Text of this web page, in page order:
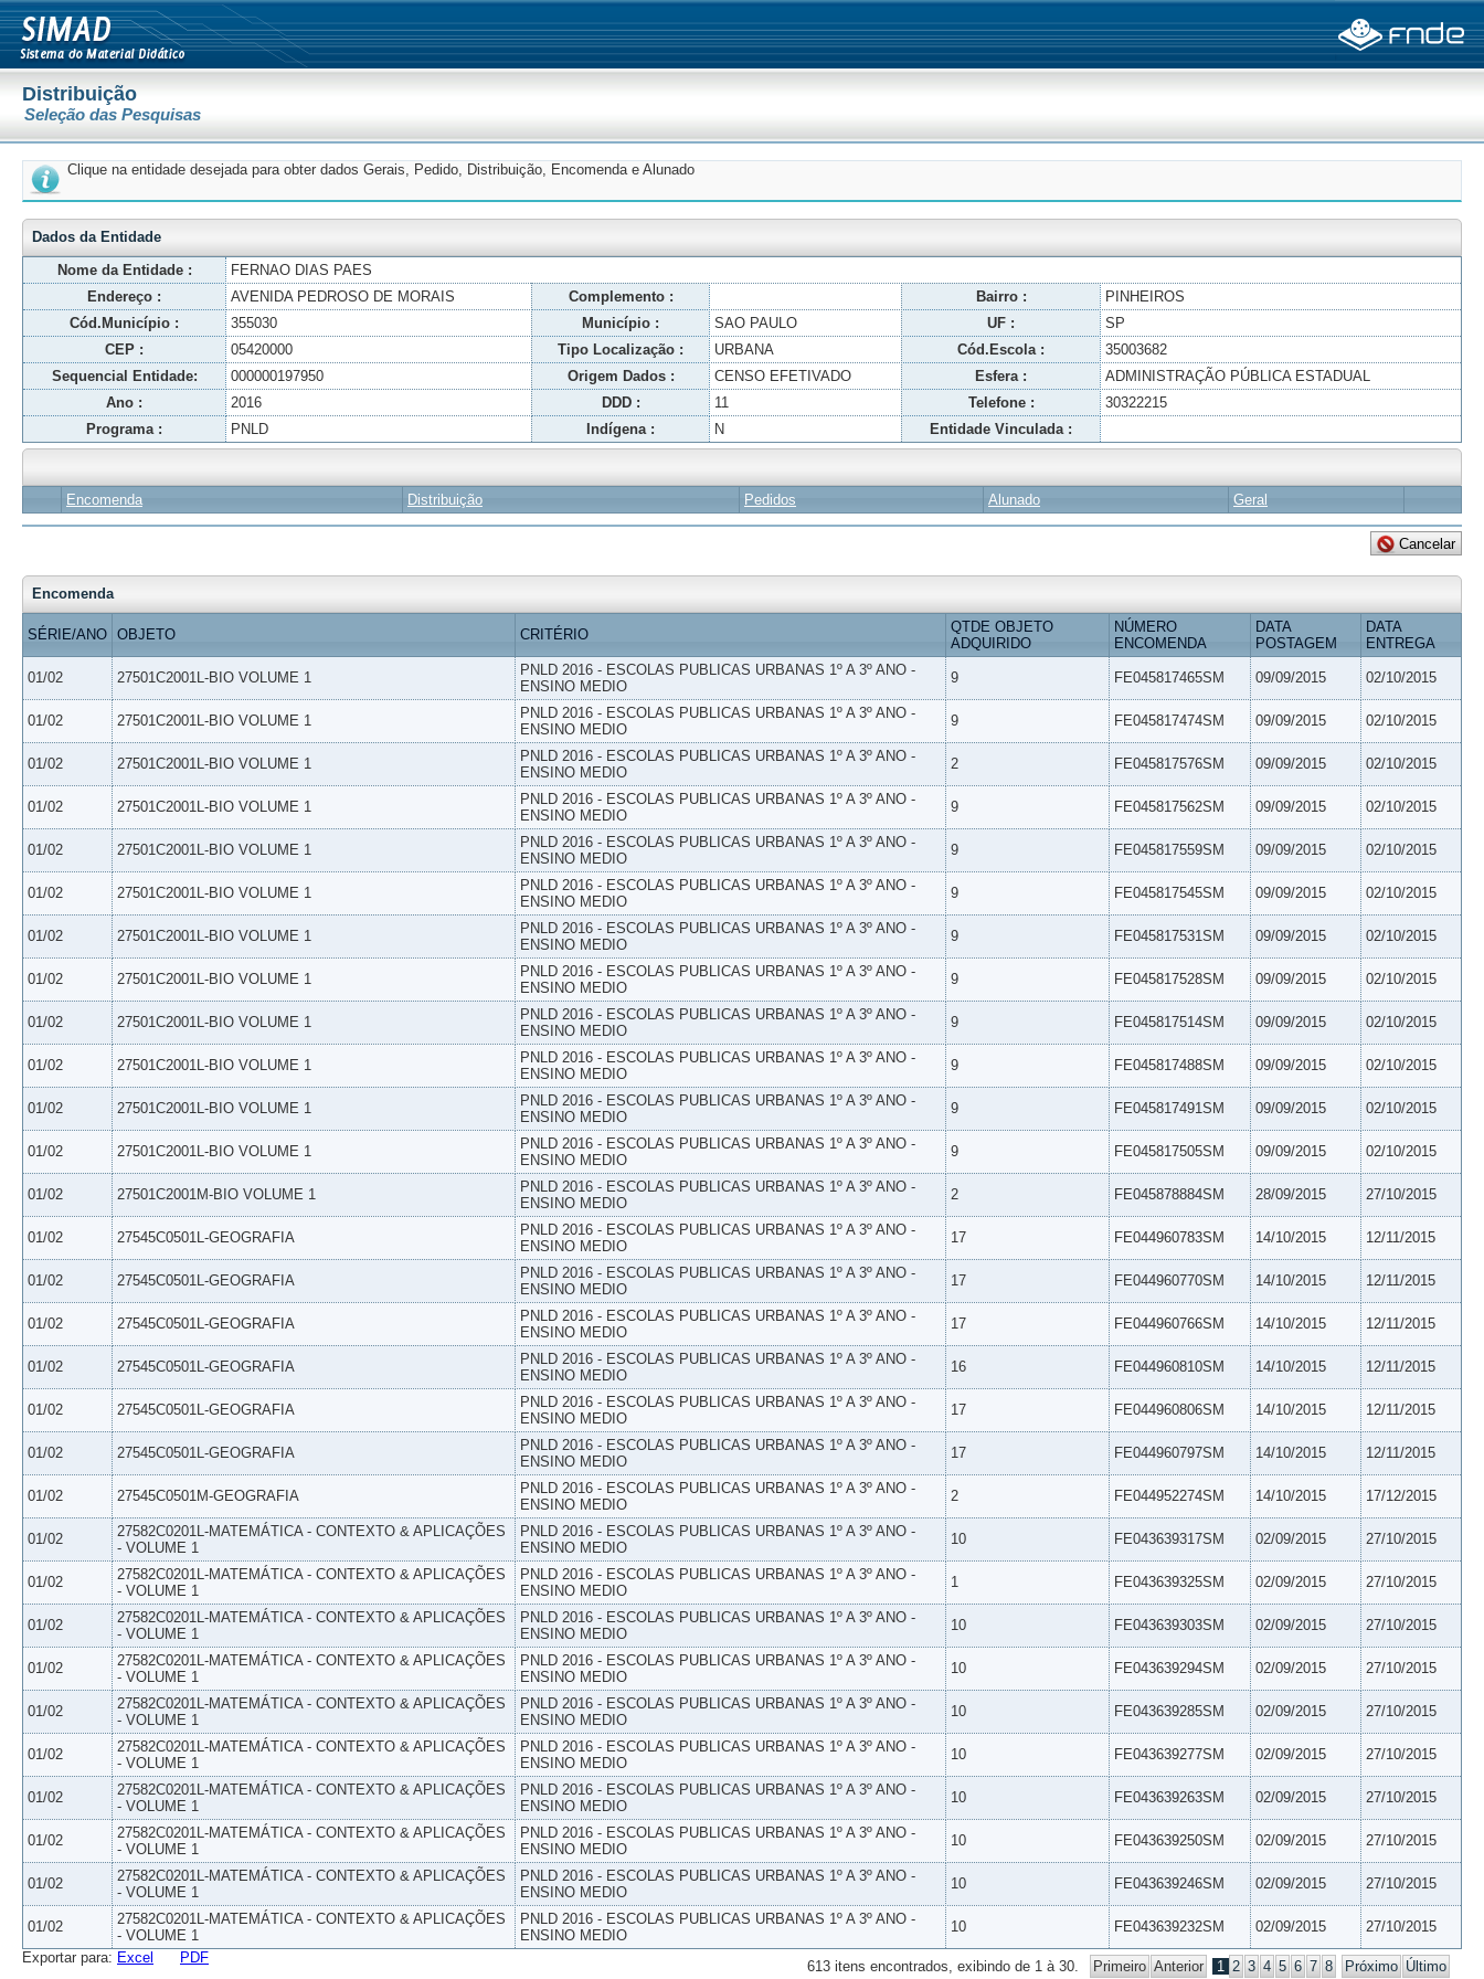
Distribuição
Seleção das Pesquisas
Clique na entidade desejada para obter dados Gerais, Pedido, Distribuição, Encomenda e Alunado
Dados da Entidade
Nome da Entidade :
FERNAO DIAS PAES
Endereço :
AVENIDA PEDROSO DE MORAIS Complemento : Bairro :
PINHEIROS
Cód.Município :
355030 Município : SAO PAULO UF :
SP
CEP :
05420000 Tipo Localização : URBANA Cód.Escola :
35003682
Sequencial Entidade:
000000197950 Origem Dados : CENSO EFETIVADO Esfera :
ADMINISTRAÇÃO PÚBLICA ESTADUAL
Ano :
2016 DDD : 11 Telefone :
30322215
Programa :
PNLD Indígena : N Entidade Vinculada :
Encomenda Distribuição Pedidos Alunado Geral
Encomenda
SÉRIE/ANO OBJETO CRITÉRIO
QTDE OBJETO
ADQUIRIDO
NÚMERO
ENCOMENDA
DATA
POSTAGEM
DATA
ENTREGA
01/02 27501C2001L-BIO VOLUME 1
PNLD 2016 - ESCOLAS PUBLICAS URBANAS 1º A 3º ANO -
ENSINO MEDIO
9 FE045817465SM 09/09/2015 02/10/2015
01/02 27501C2001L-BIO VOLUME 1
PNLD 2016 - ESCOLAS PUBLICAS URBANAS 1º A 3º ANO -
ENSINO MEDIO
9 FE045817474SM 09/09/2015 02/10/2015
01/02 27501C2001L-BIO VOLUME 1
PNLD 2016 - ESCOLAS PUBLICAS URBANAS 1º A 3º ANO -
ENSINO MEDIO
2 FE045817576SM 09/09/2015 02/10/2015
01/02 27501C2001L-BIO VOLUME 1
PNLD 2016 - ESCOLAS PUBLICAS URBANAS 1º A 3º ANO -
ENSINO MEDIO
9 FE045817562SM 09/09/2015 02/10/2015
01/02 27501C2001L-BIO VOLUME 1
PNLD 2016 - ESCOLAS PUBLICAS URBANAS 1º A 3º ANO -
ENSINO MEDIO
9 FE045817559SM 09/09/2015 02/10/2015
01/02 27501C2001L-BIO VOLUME 1
PNLD 2016 - ESCOLAS PUBLICAS URBANAS 1º A 3º ANO -
ENSINO MEDIO
9 FE045817545SM 09/09/2015 02/10/2015
01/02 27501C2001L-BIO VOLUME 1
PNLD 2016 - ESCOLAS PUBLICAS URBANAS 1º A 3º ANO -
ENSINO MEDIO
9 FE045817531SM 09/09/2015 02/10/2015
01/02 27501C2001L-BIO VOLUME 1
PNLD 2016 - ESCOLAS PUBLICAS URBANAS 1º A 3º ANO -
ENSINO MEDIO
9 FE045817528SM 09/09/2015 02/10/2015
01/02 27501C2001L-BIO VOLUME 1
PNLD 2016 - ESCOLAS PUBLICAS URBANAS 1º A 3º ANO -
ENSINO MEDIO
9 FE045817514SM 09/09/2015 02/10/2015
01/02 27501C2001L-BIO VOLUME 1
PNLD 2016 - ESCOLAS PUBLICAS URBANAS 1º A 3º ANO -
ENSINO MEDIO
9 FE045817488SM 09/09/2015 02/10/2015
01/02 27501C2001L-BIO VOLUME 1
PNLD 2016 - ESCOLAS PUBLICAS URBANAS 1º A 3º ANO -
ENSINO MEDIO
9 FE045817491SM 09/09/2015 02/10/2015
01/02 27501C2001L-BIO VOLUME 1
PNLD 2016 - ESCOLAS PUBLICAS URBANAS 1º A 3º ANO -
ENSINO MEDIO
9 FE045817505SM 09/09/2015 02/10/2015
01/02 27501C2001M-BIO VOLUME 1
PNLD 2016 - ESCOLAS PUBLICAS URBANAS 1º A 3º ANO -
ENSINO MEDIO
2 FE045878884SM 28/09/2015 27/10/2015
01/02 27545C0501L-GEOGRAFIA
PNLD 2016 - ESCOLAS PUBLICAS URBANAS 1º A 3º ANO -
ENSINO MEDIO
17 FE044960783SM 14/10/2015 12/11/2015
01/02 27545C0501L-GEOGRAFIA
PNLD 2016 - ESCOLAS PUBLICAS URBANAS 1º A 3º ANO -
ENSINO MEDIO
17 FE044960770SM 14/10/2015 12/11/2015
01/02 27545C0501L-GEOGRAFIA
PNLD 2016 - ESCOLAS PUBLICAS URBANAS 1º A 3º ANO -
ENSINO MEDIO
17 FE044960766SM 14/10/2015 12/11/2015
01/02 27545C0501L-GEOGRAFIA
PNLD 2016 - ESCOLAS PUBLICAS URBANAS 1º A 3º ANO -
ENSINO MEDIO
16 FE044960810SM 14/10/2015 12/11/2015
01/02 27545C0501L-GEOGRAFIA
PNLD 2016 - ESCOLAS PUBLICAS URBANAS 1º A 3º ANO -
ENSINO MEDIO
17 FE044960806SM 14/10/2015 12/11/2015
01/02 27545C0501L-GEOGRAFIA
PNLD 2016 - ESCOLAS PUBLICAS URBANAS 1º A 3º ANO -
ENSINO MEDIO
17 FE044960797SM 14/10/2015 12/11/2015
01/02 27545C0501M-GEOGRAFIA
PNLD 2016 - ESCOLAS PUBLICAS URBANAS 1º A 3º ANO -
ENSINO MEDIO
2 FE044952274SM 14/10/2015 17/12/2015
01/02
27582C0201L-MATEMÁTICA - CONTEXTO & APLICAÇÕES
- VOLUME 1
PNLD 2016 - ESCOLAS PUBLICAS URBANAS 1º A 3º ANO -
ENSINO MEDIO
10 FE043639317SM 02/09/2015 27/10/2015
01/02
27582C0201L-MATEMÁTICA - CONTEXTO & APLICAÇÕES
- VOLUME 1
PNLD 2016 - ESCOLAS PUBLICAS URBANAS 1º A 3º ANO -
ENSINO MEDIO
1 FE043639325SM 02/09/2015 27/10/2015
01/02
27582C0201L-MATEMÁTICA - CONTEXTO & APLICAÇÕES
- VOLUME 1
PNLD 2016 - ESCOLAS PUBLICAS URBANAS 1º A 3º ANO -
ENSINO MEDIO
10 FE043639303SM 02/09/2015 27/10/2015
01/02
27582C0201L-MATEMÁTICA - CONTEXTO & APLICAÇÕES
- VOLUME 1
PNLD 2016 - ESCOLAS PUBLICAS URBANAS 1º A 3º ANO -
ENSINO MEDIO
10 FE043639294SM 02/09/2015 27/10/2015
01/02
27582C0201L-MATEMÁTICA - CONTEXTO & APLICAÇÕES
- VOLUME 1
PNLD 2016 - ESCOLAS PUBLICAS URBANAS 1º A 3º ANO -
ENSINO MEDIO
10 FE043639285SM 02/09/2015 27/10/2015
01/02
27582C0201L-MATEMÁTICA - CONTEXTO & APLICAÇÕES
- VOLUME 1
PNLD 2016 - ESCOLAS PUBLICAS URBANAS 1º A 3º ANO -
ENSINO MEDIO
10 FE043639277SM 02/09/2015 27/10/2015
01/02
27582C0201L-MATEMÁTICA - CONTEXTO & APLICAÇÕES
- VOLUME 1
PNLD 2016 - ESCOLAS PUBLICAS URBANAS 1º A 3º ANO -
ENSINO MEDIO
10 FE043639263SM 02/09/2015 27/10/2015
01/02
27582C0201L-MATEMÁTICA - CONTEXTO & APLICAÇÕES
- VOLUME 1
PNLD 2016 - ESCOLAS PUBLICAS URBANAS 1º A 3º ANO -
ENSINO MEDIO
10 FE043639250SM 02/09/2015 27/10/2015
01/02
27582C0201L-MATEMÁTICA - CONTEXTO & APLICAÇÕES
- VOLUME 1
PNLD 2016 - ESCOLAS PUBLICAS URBANAS 1º A 3º ANO -
ENSINO MEDIO
10 FE043639246SM 02/09/2015 27/10/2015
01/02
27582C0201L-MATEMÁTICA - CONTEXTO & APLICAÇÕES
- VOLUME 1
PNLD 2016 - ESCOLAS PUBLICAS URBANAS 1º A 3º ANO -
ENSINO MEDIO
10 FE043639232SM 02/09/2015 27/10/2015
613 itens encontrados, exibindo de 1 à 30. Primeiro Anterior 1 2 3 4 5 6 7 8 Próximo Último
Exportar para: Excel PDF